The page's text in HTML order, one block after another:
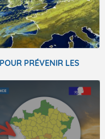
PRÉVENIR LES